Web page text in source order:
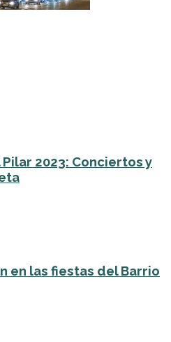
2023: Conciertos y
en las fiestas del Barrio